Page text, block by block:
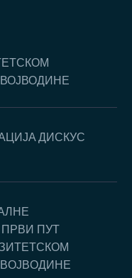
ДИСКУС
ПРВИ ПУT